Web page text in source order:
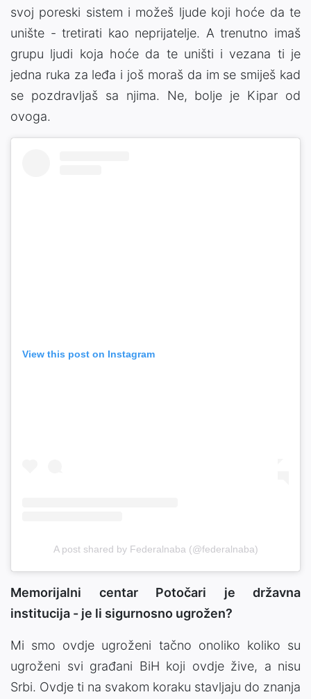
svoj poreski sistem i možeš ljude koji hoće da te
unište - tretirati kao neprijatelje. A trenutno imaš
grupu ljudi koja hoće da te uništi i vezana ti je
jedna ruka za leđa i još moraš da im se smiješ kad
se pozdravljaš sa njima. Ne, bolje je Kipar od
ovoga.
View this post on Instagram
A post shared by Federalnaba (@federalnaba)
Memorijalni centar Potočari je državna
institucija - je li sigurnosno ugrožen?
Mi smo ovdje ugroženi tačno onoliko koliko su
ugroženi svi građani BiH koji ovdje žive, a nisu
Srbi. Ovdje ti na svakom koraku stavljaju do znanja